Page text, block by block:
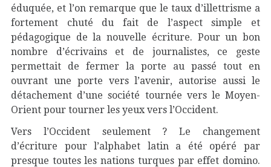
éduquée, et l’on remarque que le taux d’illettrisme a
fortement chuté du fait de l’aspect simple et
pédagogique de la nouvelle écriture. Pour un bon
nombre d’écrivains et de journalistes, ce geste
permettait de fermer la porte au passé tout en
ouvrant une porte vers l’avenir, autorise aussi le
détachement d’une société tournée vers le Moyen-
Orient pour tourner les yeux vers l’Occident.
Vers l’Occident seulement ? Le changement
d’écriture pour l’alphabet latin a été opéré par
presque toutes les nations turques par effet domino.